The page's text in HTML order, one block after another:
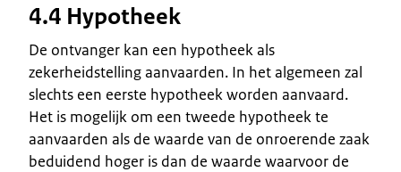
4.4 Hypotheek
De ontvanger kan een hypotheek als
zekerheidstelling aanvaarden. In het algemeen zal
slechts een eerste hypotheek worden aanvaard.
Het is mogelijk om een tweede hypotheek te
aanvaarden als de waarde van de onroerende zaak
beduidend hoger is dan de waarde waarvoor de